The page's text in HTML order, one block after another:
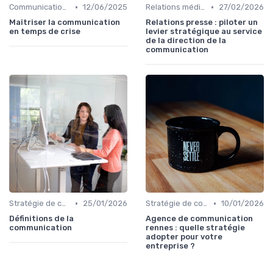
Communication de crise • 12/06/2025
Maîtriser la communication
en temps de crise
Relations médias & presse •
27/02/2026
Relations presse : piloter un
levier stratégique au service
de la direction de la
communication
Stratégie de communication d’entreprise •
25/01/2026
Définitions de la
communication
Stratégie de communication d’entreprise • 10/01/2026
Agence de communication
rennes : quelle stratégie
adopter pour votre
entreprise ?